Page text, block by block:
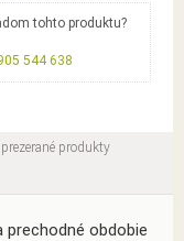
tohto produktu?
544 638
produkty
prechodné obdobie